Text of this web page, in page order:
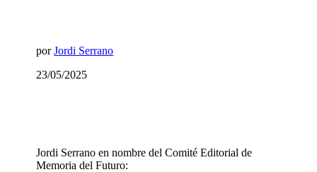
porJordi Serrano
23/05/2025
Jordi Serrano en nombre del Comité Editorial de
Memoria del Futuro: